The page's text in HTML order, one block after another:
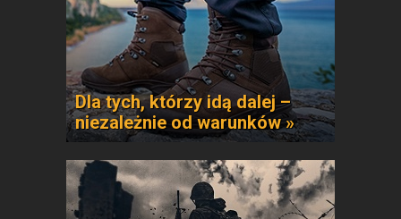
Dla tych, którzy idą dalej –
niezależnie od warunków »